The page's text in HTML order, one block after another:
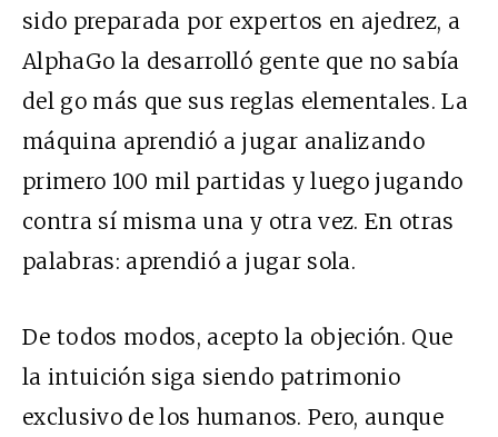
sido preparada por expertos en ajedrez, a
AlphaGo la desarrolló gente que no sabía
del go más que sus reglas elementales. La
máquina aprendió a jugar analizando
primero 100 mil partidas y luego jugando
contra sí misma una y otra vez. En otras
palabras: aprendió a jugar sola.
De todos modos, acepto la objeción. Que
la intuición siga siendo patrimonio
exclusivo de los humanos. Pero, aunque